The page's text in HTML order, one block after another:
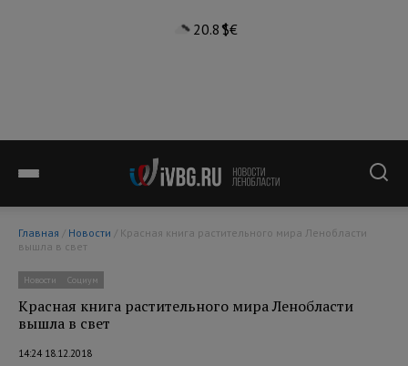
20.8°$€
Главная / Новости
вышла в свет
Новости Социум
Красная книга растительного мира Ленобласти
вышла в свет
14:24 18.12.2018